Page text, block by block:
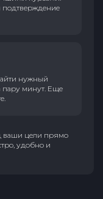
подтверждение
нужный
пару минут. Еще
ваши цели прямо
удобно и